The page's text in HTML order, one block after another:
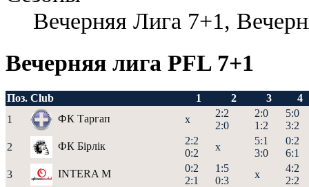
Вечерняя Лига 7+1,
Вечерняя лига PFL 7+1
Поз. Club 1 2 3
4
1
ФК Таргап x
2:2
2:0
2:0
1:2
5:0
3:2
2
ФК Бірлік
2:2
0:2
x
5:1
3:0
0:2
6:1
3
INTERA M
0:2
2:1
1:5
0:3
x
4:2
2:2